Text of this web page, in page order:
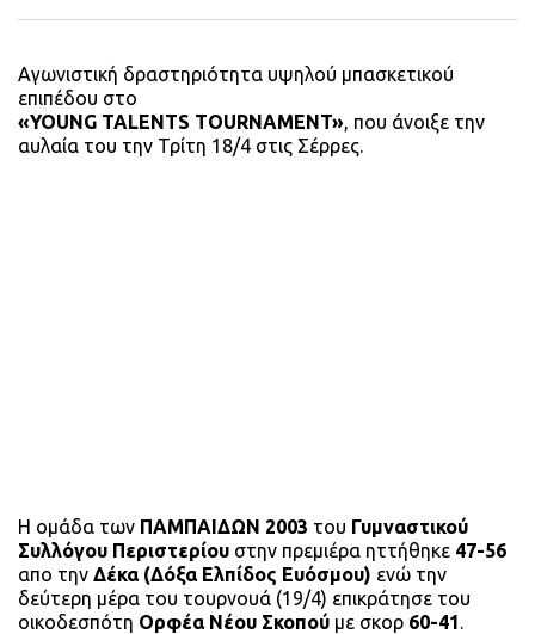
Αγωνιστική δραστηριότητα υψηλού μπασκετικού
επιπέδου στο
«YOUNG TALENTS TOURNAMENT», που άνοιξε την
αυλαία του την Τρίτη 18/4 στις Σέρρες.
Η ομάδα των ΠΑΜΠΑΙΔΩΝ 2003 του Γυμναστικού
Συλλόγου Περιστερίου στην πρεμιέρα ηττήθηκε 47-56
απο την Δέκα (Δόξα Ελπίδος Ευόσμου) ενώ την
δεύτερη μέρα του τουρνουά (19/4) επικράτησε του
οικοδεσπότη Ορφέα Νέου Σκοπού με σκορ 60-41